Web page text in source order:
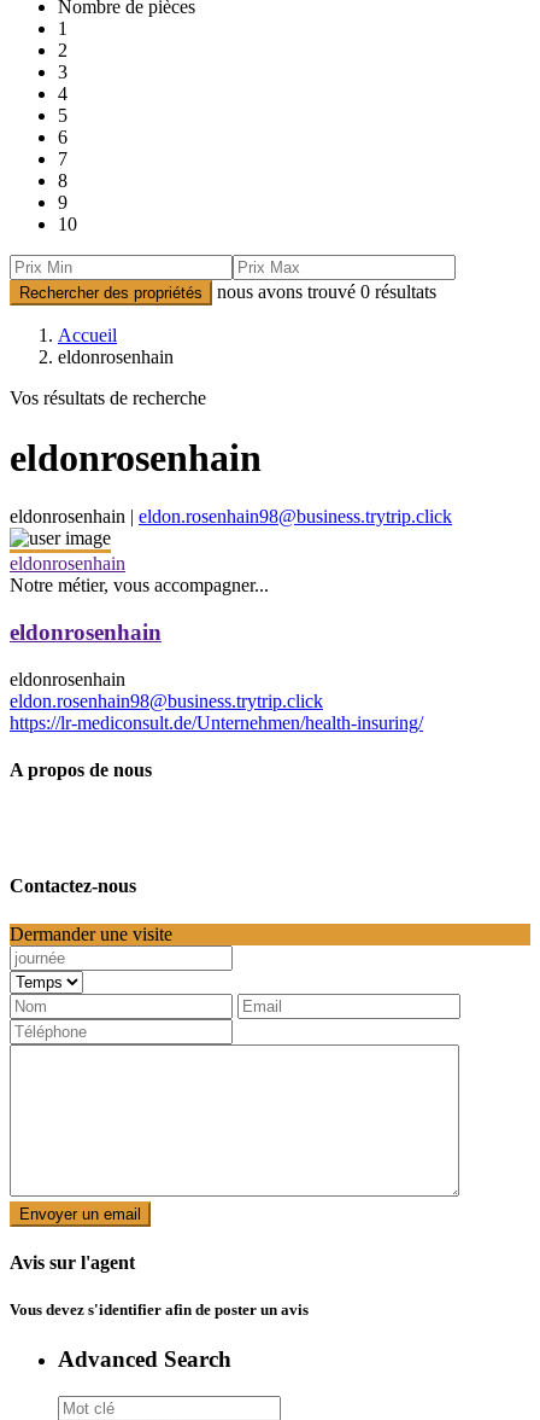
Nombre de pièces
1
2
3
4
5
6
7
8
9
10
Rechercher des propriétés nous avons trouvé 0 résultats
Accueil
eldonrosenhain
Vos résultats de recherche
eldonrosenhain
eldonrosenhain | eldon.rosenhain98@business.trytrip.click
eldonrosenhain
Notre métier, vous accompagner...
eldonrosenhain
eldonrosenhain
eldon.rosenhain98@business.trytrip.click
https://lr-mediconsult.de/Unternehmen/health-insuring/
A propos de nous
Contactez-nous
Dermander une visite
Avis sur l'agent
Vous devez s'identifier afin de poster un avis
Advanced Search